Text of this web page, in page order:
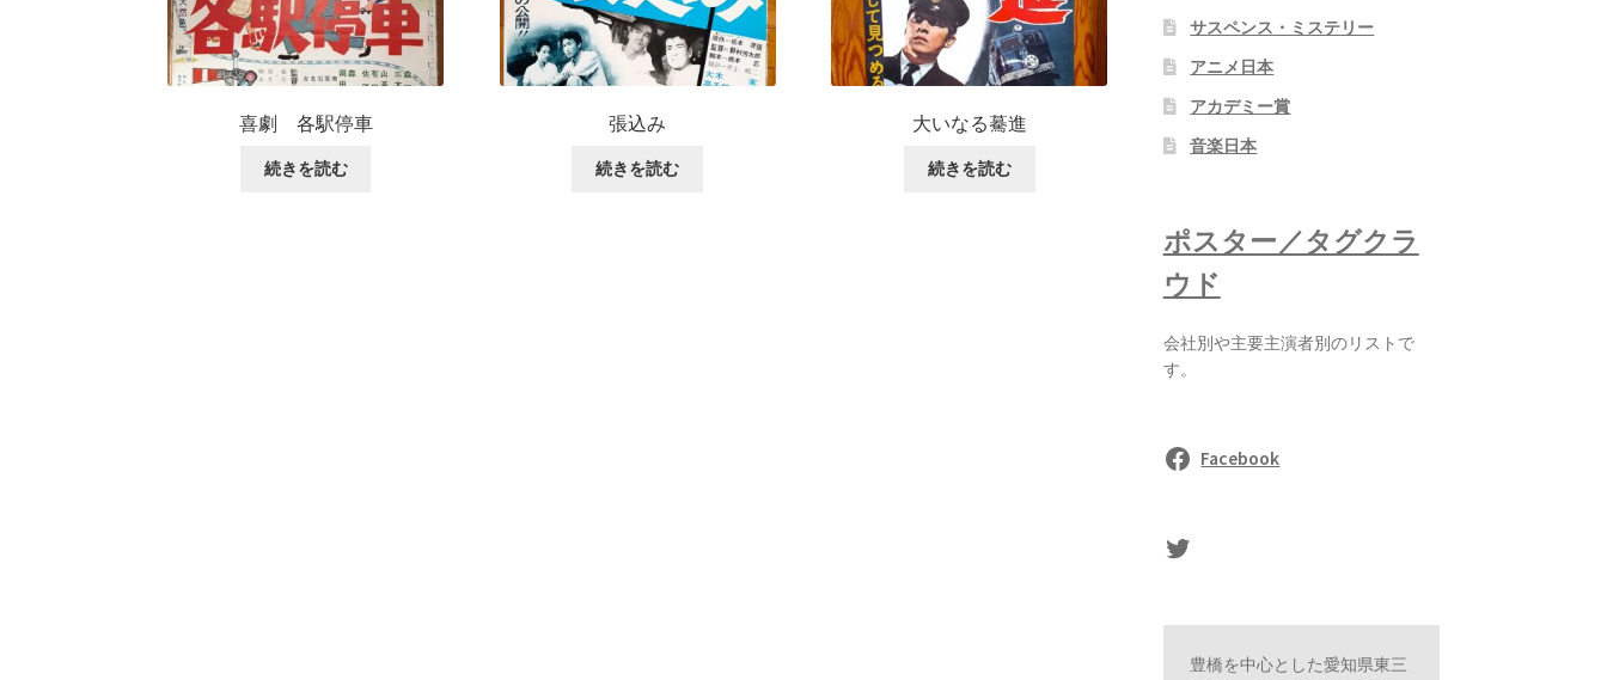
喜劇 各駅停車
続きを読む
張込み
続きを読む
大いなる驀進
続きを読む
サスペンス・ミステリー
アニメ日本
アカデミー賞
音楽日本
ポスター／タグクラ
ウド
会社別や主要主演者別のリストで
す。
Facebook
sasaki's Twitter
豊橋を中心とした愛知県東三